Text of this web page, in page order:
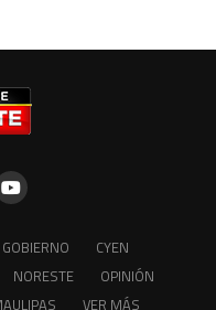
CYEN
NORESTE
OPINIÓN
VER MÁS